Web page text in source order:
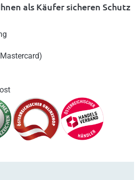
als Käufer sicheren Schutz